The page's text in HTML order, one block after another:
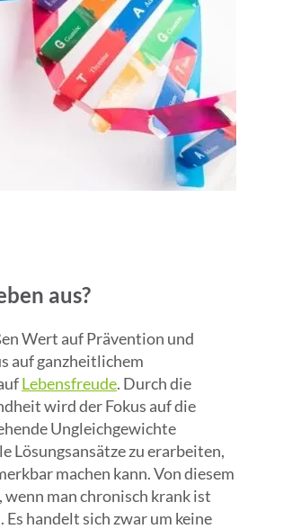
aus?
Wert auf Prävention und
auf ganzheitlichem
Lebensfreude. Durch die
wird der Fokus auf die
Ungleichgewichte
Lösungsansätze zu erarbeiten,
machen kann. Von diesem
man chronisch krank ist
handelt sich zwar um keine